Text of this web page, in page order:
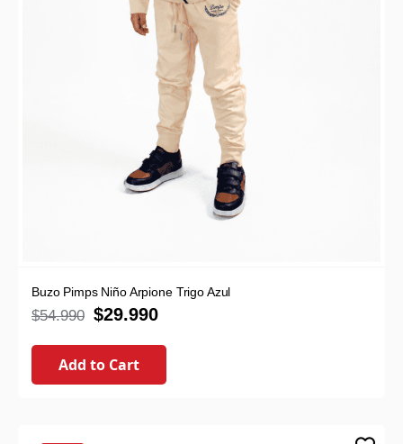
Buzo Pimps Niño Arpione Trigo Azul
$54.990 $29.990
Add to Cart